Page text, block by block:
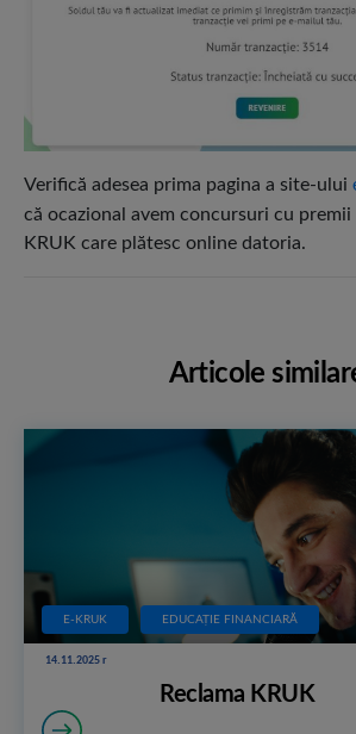
Verifică adesea prima pagina a site-ului
că ocazional avem concursuri cu
KRUK care plătesc online datoria.
Articole
E-KRUK EDUCAȚIE FINANCIARĂ
14.11.2025 r
Reclama KRUK